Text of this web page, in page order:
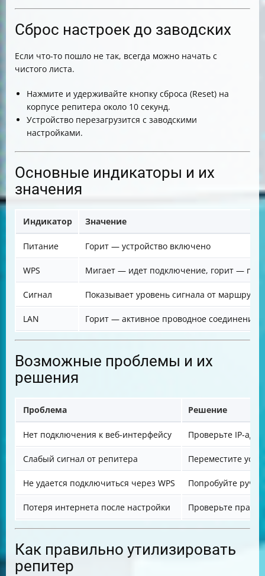
Сброс настроек до заводских
Если что-то пошло не так, всегда можно начать с
чистого листа.
Нажмите и удерживайте кнопку сброса (Reset) на
корпусе репитера около 10 секунд.
Устройство перезагрузится с заводскими
настройками.
Основные индикаторы и их
значения
Индикатор Значение
Питание Горит — устройство включено
WPS Мигает — идет подключение, горит —
Сигнал Показывает уровень сигнала от
LAN Горит — активное проводное соединение
Возможные проблемы и их
решения
Проблема Решение
Нет подключения к веб-интерфейсу Проверьте IP-
Слабый сигнал от репитера Переместите
Не удается подключиться через WPS Попробуйте
Потеря интернета после настройки Проверьте
Как правильно утилизировать
репитер